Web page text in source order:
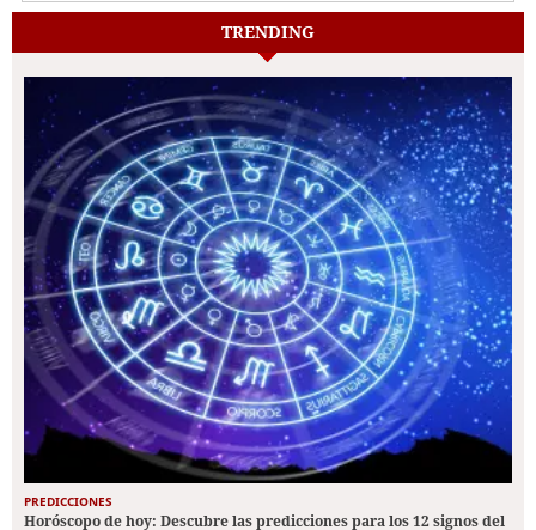
TRENDING
PREDICCIONES
Horóscopo de hoy: Descubre las predicciones para los 12 signos del